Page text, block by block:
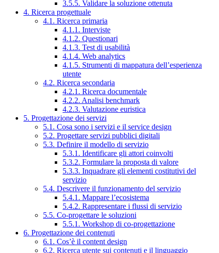
3.5.5. Validare la soluzione ottenuta
4. Ricerca progettuale
4.1. Ricerca primaria
4.1.1. Interviste
4.1.2. Questionari
4.1.3. Test di usabilità
4.1.4. Web analytics
4.1.5. Strumenti di mappatura dell’esperienza
utente
4.2. Ricerca secondaria
4.2.1. Ricerca documentale
4.2.2. Analisi benchmark
4.2.3. Valutazione euristica
5. Progettazione dei servizi
5.1. Cosa sono i servizi e il service design
5.2. Progettare servizi pubblici digitali
5.3. Definire il modello di servizio
5.3.1. Identificare gli attori coinvolti
5.3.2. Formulare la proposta di valore
5.3.3. Inquadrare gli elementi costitutivi del
servizio
5.4. Descrivere il funzionamento del servizio
5.4.1. Mappare l’ecosistema
5.4.2. Rappresentare i flussi di servizio
5.5. Co-progettare le soluzioni
5.5.1. Workshop di co-progettazione
6. Progettazione dei contenuti
6.1. Cos’è il content design
6.2. Ricerca utente sui contenuti e il linguaggio